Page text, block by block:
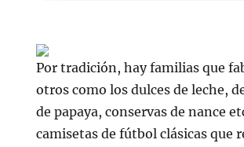
Por tradición, hay familias que
otros como los dulces de leche,
de papaya, conservas de nance
camisetas de fútbol clásicas